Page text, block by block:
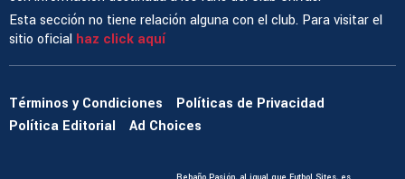
Esta sección no tiene relación alguna con el club. Para visitar el
sitio oficial haz click aquí
Términos y Condiciones
Políticas de Privacidad
Política Editorial
Ad Choices